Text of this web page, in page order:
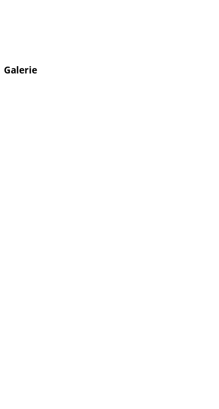
Galerie